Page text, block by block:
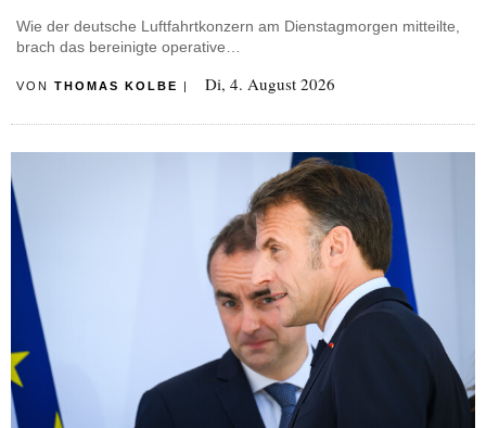
Wie der deutsche Luftfahrtkonzern am Dienstagmorgen mitteilte,
brach das bereinigte operative…
VON THOMAS KOLBE | Di, 4. August 2026